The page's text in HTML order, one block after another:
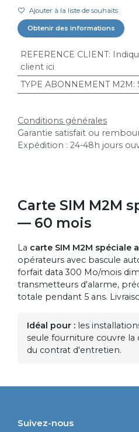
Ajouter à la liste de souhaits
Obtenir des informations
REFERENCE CLIENT:
client ici
TYPE ABONNEMENT M2M:
Conditions générales
Garantie satisfait ou
Expédition : 24-48h jours
Carte SIM M2M
— 60 mois
La carte SIM M2M spéciale
opérateurs avec bascule
forfait data 300 Mo/mois
transmetteurs d'alarme,
totale pendant 5 ans.
Idéal pour : les
seule fourniture couvre la
du contrat d'entretien.
Suivez-nous